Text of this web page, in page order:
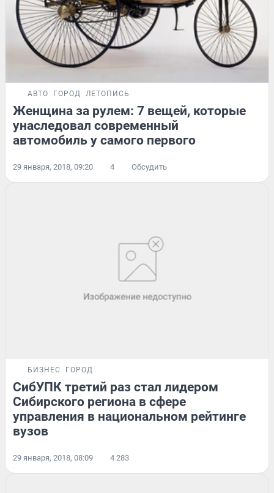
АВТО ГОРОД ЛЕТОПИСЬ
Женщина за рулем: 7 вещей, которые
унаследовал современный
автомобиль у самого первого
29 января, 2018, 09:20 4 Обсудить
БИЗНЕС ГОРОД
СибУПК третий раз стал лидером
Сибирского региона в сфере
управления в национальном рейтинге
вузов
29 января, 2018, 08:09 4 283